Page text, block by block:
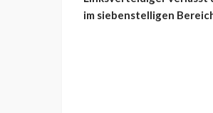
im siebenstelligen